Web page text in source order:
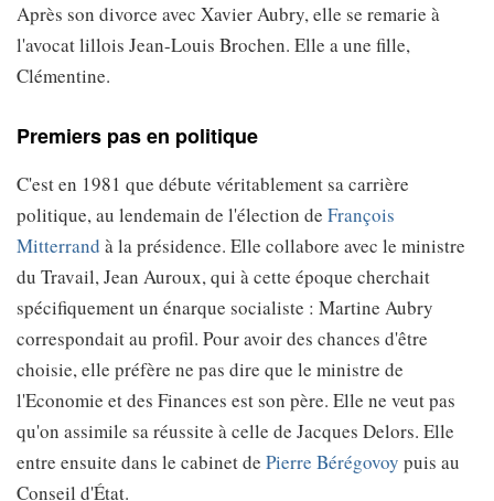
Après son divorce avec Xavier Aubry, elle se remarie à
l'avocat lillois Jean-Louis Brochen. Elle a une fille,
Clémentine.
Premiers pas en politique
C'est en 1981 que débute véritablement sa carrière
politique, au lendemain de l'élection de François
Mitterrand à la présidence. Elle collabore avec le ministre
du Travail, Jean Auroux, qui à cette époque cherchait
spécifiquement un énarque socialiste : Martine Aubry
correspondait au profil. Pour avoir des chances d'être
choisie, elle préfère ne pas dire que le ministre de
l'Economie et des Finances est son père. Elle ne veut pas
qu'on assimile sa réussite à celle de Jacques Delors. Elle
entre ensuite dans le cabinet de Pierre Bérégovoy puis au
Conseil d'État.